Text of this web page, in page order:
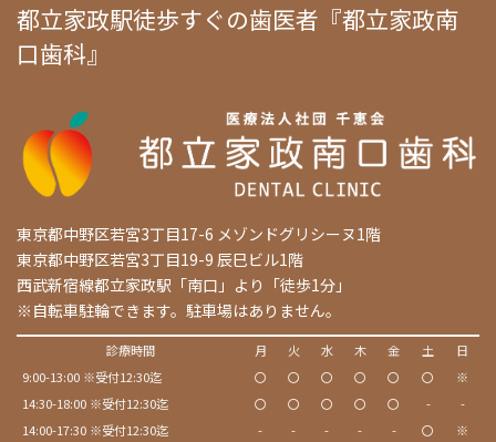
都立家政駅徒歩すぐの歯医者『都立家政南
口歯科』
東京都中野区若宮3丁目17-6 メゾンドグリシーヌ1階
東京都中野区若宮3丁目19-9 辰巳ビル1階
西武新宿線都立家政駅「南口」より「徒歩1分」
※自転車駐輪できます。駐車場はありません。
診療時間 月 火 水 木 金 土
日
9:00-13:00 ※受付12:30迄
〇 〇 〇 〇 〇 〇
※
14:30-18:00 ※受付12:30迄
〇 〇 〇 〇 〇 -
-
14:00-17:30 ※受付12:30迄
- - - - - 〇 ※